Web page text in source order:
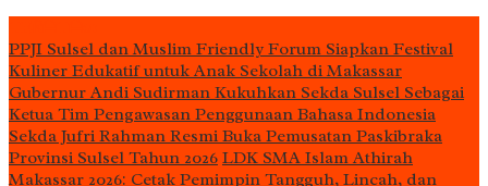
PPJI Sulsel dan Muslim Friendly Forum Siapkan Festival
Kuliner Edukatif untuk Anak Sekolah di Makassar
Gubernur Andi Sudirman Kukuhkan Sekda Sulsel Sebagai
Ketua Tim Pengawasan Penggunaan Bahasa Indonesia
Sekda Jufri Rahman Resmi Buka Pemusatan Paskibraka
Provinsi Sulsel Tahun 2026 LDK SMA Islam Athirah
Makassar 2026: Cetak Pemimpin Tangguh, Lincah, dan